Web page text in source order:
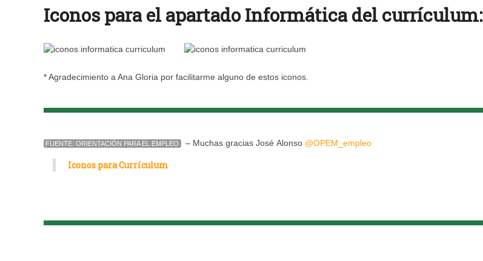
Iconos para el apartado Informática del currículum:
* Agradecimiento a Ana Gloria por facilitarme alguno de estos iconos.
FUENTE: ORIENTACIÓN PARA EL EMPLEO – Muchas gracias José Alonso @OPEM_empleo
Iconos para Currículum